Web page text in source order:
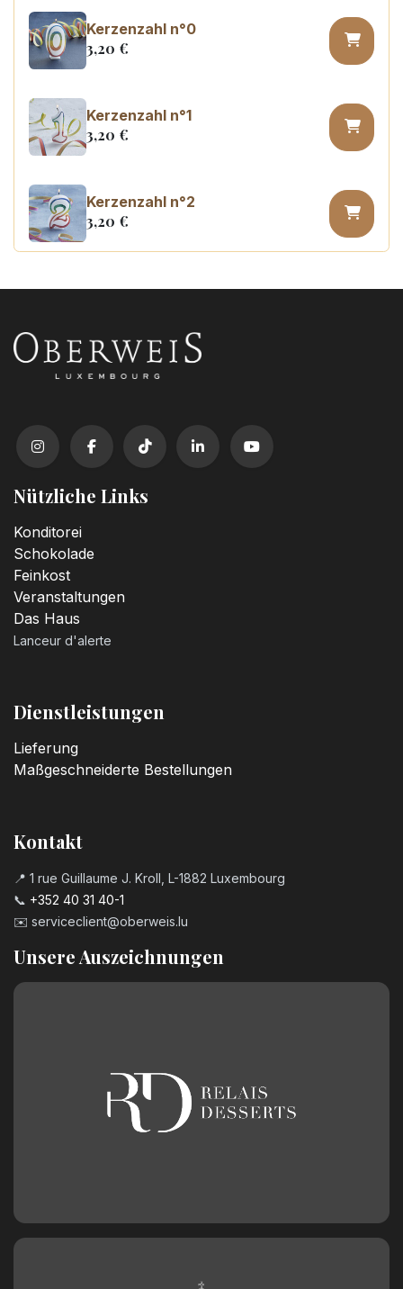
Kerzenzahl n°0
3,20 €
Kerzenzahl n°1
3,20 €
Kerzenzahl n°2
3,20 €
Kerzenzahl n°4
3,20 €
Kerzenzahl n°5
3,20 €
3,20€
3,20 €
Geburtstagszahl aus Schokolade
2,50€
Geburtstagszahl aus Schokolade
Nummer 3
Nummer 4
2,50€
Nützliche Links
Konditorei
Schokolade
Feinkost
Veranstaltungen
Das Haus
Lanceur d'alerte
Dienstleistungen
Lieferung
Maßgeschneiderte Bestellungen
Kontakt
📍 1 rue Guillaume J. Kroll, L-1882 Luxembourg
📞 +352 40 31 40-1
✉️ serviceclient@oberweis.lu
Unsere Auszeichnungen